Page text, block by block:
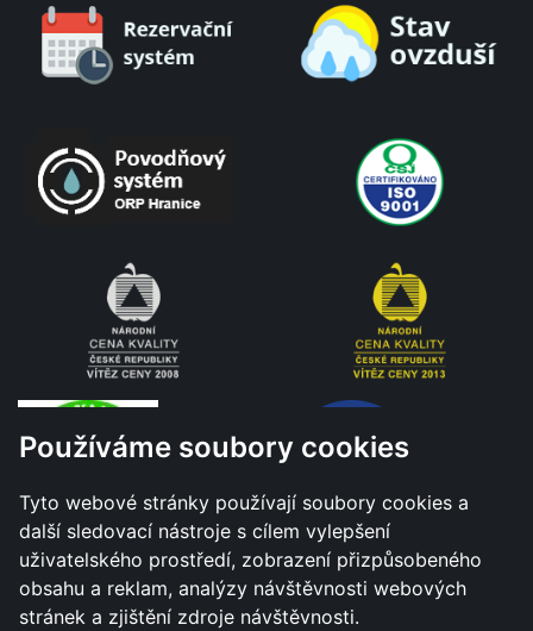
Používáme soubory cookies
Tyto webové stránky používají soubory cookies a
další sledovací nástroje s cílem vylepšení
uživatelského prostředí, zobrazení přizpůsobeného
obsahu a reklam, analýzy návštěvnosti webových
stránek a zjištění zdroje návštěvnosti.